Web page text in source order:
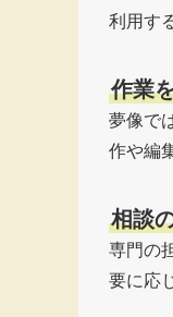
利用す
作業
夢像で
作や編
相談
専門の
要に応